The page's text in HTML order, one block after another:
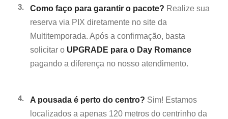
3. Como faço para garantir o pacote? Realize sua
reserva via PIX diretamente no site da
Multitemporada. Após a confirmação, basta
solicitar o UPGRADE para o Day Romance
pagando a diferença no nosso atendimento.
4. A pousada é perto do centro? Sim! Estamos
localizados a apenas 120 metros do centrinho da